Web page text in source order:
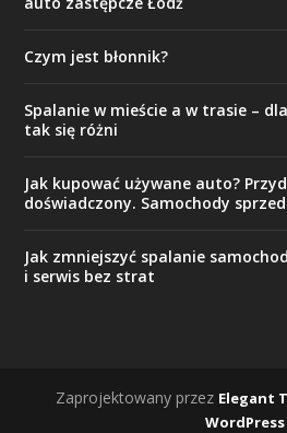
Czym jest błonnik?
Spalanie w mieście a w trasie –
tak się różni
Jak kupować używane auto?
doświadczony. Samochody
Jak zmniejszyć spalanie
i serwis bez strat
Zaprojektowany przez Elegant
WordPress